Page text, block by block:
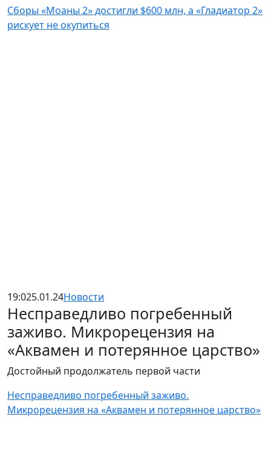
Сборы «Моаны 2» достигли $600 млн, а «Гладиатор 2»
рискует не окупиться
19:025.01.24Новости
Несправедливо погребенный
заживо. Микрорецензия на
«Аквамен и потерянное царство»
Достойный продолжатель первой части
Несправедливо погребенный заживо.
Микрорецензия на «Аквамен и потерянное царство»